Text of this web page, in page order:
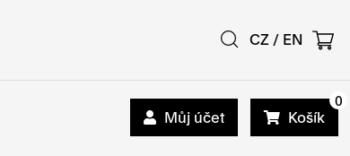
CZ / EN
Můj účet Košík
0